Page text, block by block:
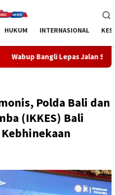
HUKUM INTERNASIONAL
Jalan Santai, Awali Rangkaian
Polda Bali dan
(IKKES) Bali